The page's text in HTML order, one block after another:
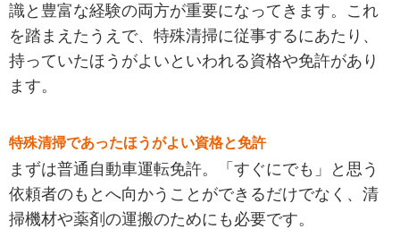
識と豊富な経験の両方が重要になってきます。これ
を踏まえたうえで、特殊清掃に従事するにあたり、
持っていたほうがよいといわれる資格や免許があり
ます。
特殊清掃であったほうがよい資格と免許
まずは普通自動車運転免許。「すぐにでも」と思う
依頼者のもとへ向かうことができるだけでなく、清
掃機材や薬剤の運搬のためにも必要です。